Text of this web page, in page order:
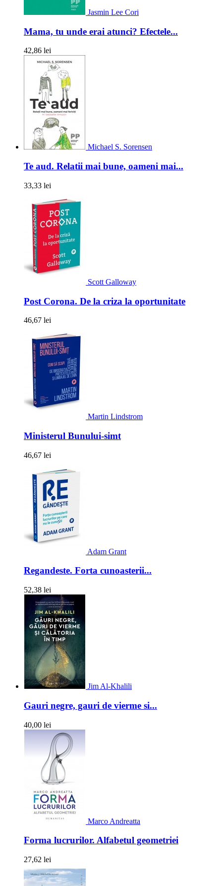
Jasmin Lee Cori
Mama, tu unde erai atunci? Efectele...
42,86 lei
Michael S. Sorensen
Te aud. Relatii mai bune, oameni mai...
33,33 lei
Scott Galloway
Post Corona. De la criza la oportunitate
46,67 lei
Martin Lindstrom
Ministerul Bunului-simt
46,67 lei
Adam Grant
Regandeste. Forta cunoasterii...
52,38 lei
Jim Al-Khalili
Gauri negre, gauri de vierme si...
40,00 lei
Marco Andreatta
Forma lucrurilor. Alfabetul geometriei
27,62 lei